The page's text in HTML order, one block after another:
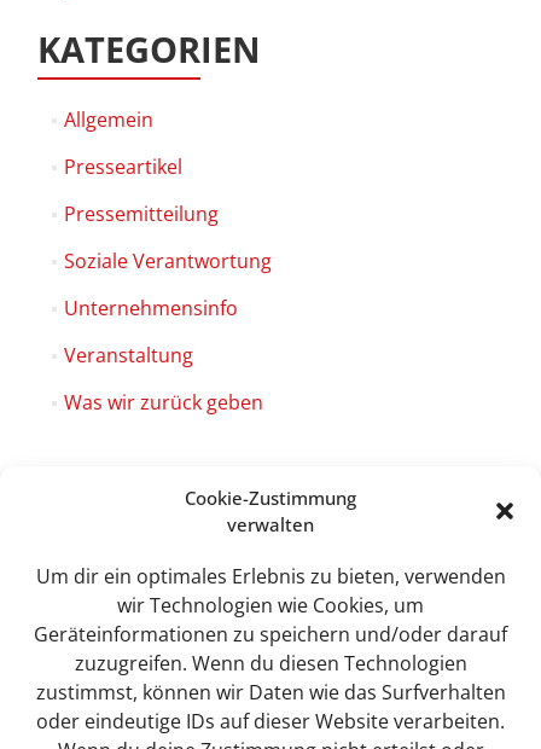
Cookie-Zustimmung
verwalten
Um dir ein optimales Erlebnis zu bieten, verwenden
wir Technologien wie Cookies, um
Geräteinformationen zu speichern und/oder darauf
zuzugreifen. Wenn du diesen Technologien
zustimmst, können wir Daten wie das Surfverhalten
oder eindeutige IDs auf dieser Website verarbeiten.
KATEGORIEN
Allgemein
Presseartikel
Pressemitteilung
Soziale Verantwortung
Unternehmensinfo
Veranstaltung
Was wir zurück geben
Sweet Tec GmbH
Lindhorst 4
19258 Boizenburg
info@sweet-tec.de